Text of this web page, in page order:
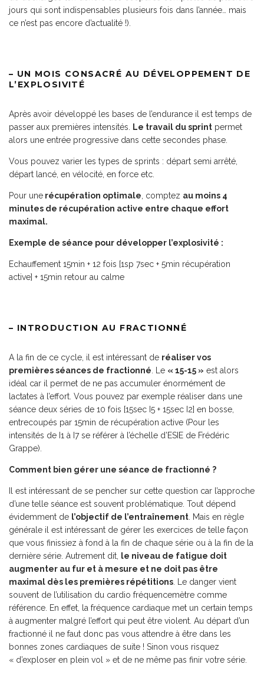
jours qui sont indispensables plusieurs fois dans l’année… mais
ce n’est pas encore d’actualité !).
– UN MOIS CONSACRÉ AU DÉVELOPPEMENT DE
L’EXPLOSIVITÉ
Après avoir développé les bases de l’endurance il est temps de
passer aux premières intensités.
Le travail du sprint permet
alors une entrée progressive dans cette secondes phase.
Vous pouvez varier les types de sprints : départ semi arrêté,
départ lancé, en vélocité, en force etc.
Pour une récupération optimale , comptez au moins 4
minutes de récupération active entre chaque effort
maximal.
Exemple de séance pour développer l’explosivité :
Echauffement 15min + 12 fois [1sp 7sec + 5min récupération
active] + 15min retour au calme
– INTRODUCTION AU FRACTIONNÉ
A la fin de ce cycle, il est intéressant de réaliser vos
premières séances de fractionné . Le « 15-15 » est alors
idéal car il permet de ne pas accumuler énormément de
lactates à l’effort. Vous pouvez par exemple réaliser dans une
séance deux séries de 10 fois [15sec I5 + 15sec I2] en bosse,
entrecoupés par 15min de récupération active (Pour les
intensités de I1 à I7 se référer à l’échelle d’ESIE de Frédéric
Grappe).
Comment bien gérer une séance de fractionné ?
Il est intéressant de se pencher sur cette question car l’approche
d’une telle séance est souvent problématique. Tout dépend
évidemment de l’objectif de l’entraînement . Mais en règle
générale il est intéressant de gérer les exercices de telle façon
que vous finissiez à fond à la fin de chaque série ou à la fin de la
dernière série. Autrement dit,
le niveau de fatigue doit
augmenter au fur et à mesure et ne doit pas être
maximal dès les premières répétitions . Le danger vient
souvent de l’utilisation du cardio fréquencemètre comme
référence. En effet, la fréquence cardiaque met un certain temps
à augmenter malgré l’effort qui peut être violent. Au départ d’un
fractionné il ne faut donc pas vous attendre à être dans les
bonnes zones cardiaques de suite ! Sinon vous risquez
« d’exploser en plein vol » et de ne même pas finir votre série.